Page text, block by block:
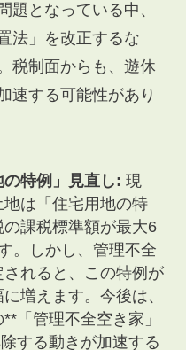
題となっている中、
法」を改正するな
税制面からも、遊休
速する可能性があり
特例」見直し: 現
は「住宅用地の特
課税標準額が最大6
。しかし、管理不全
れると、この特例が
増えます。今後は、
「管理不全空き家」
する動きが加速する